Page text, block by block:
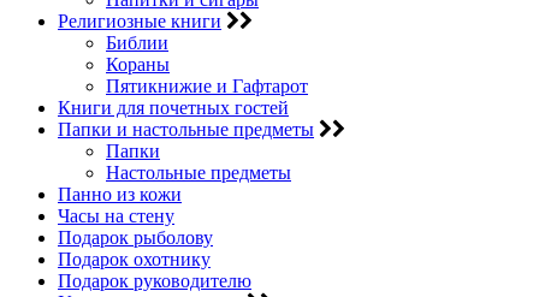
Религиозные книги
Библии
Кораны
Пятикнижие и Гафтарот
Книги для почетных гостей
Папки и настольные предметы
Папки
Настольные предметы
Панно из кожи
Часы на стену
Подарок рыболову
Подарок охотнику
Подарок руководителю